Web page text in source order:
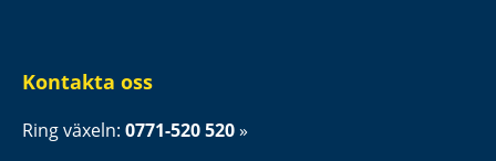
Kontakta oss
Ring växeln: 0771-520 520